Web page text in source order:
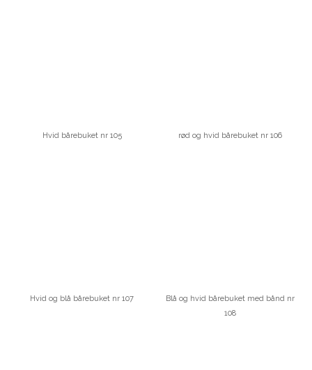
Hvid bårebuket nr 105 rød og hvid bårebuket nr 106
Hvid og blå bårebuket nr 107
Blå og hvid bårebuket med bånd nr
108